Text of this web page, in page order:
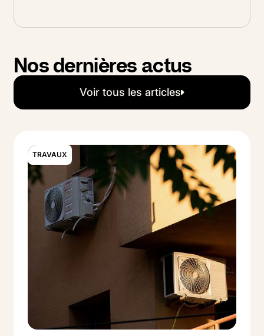
Nos dernières actus
Voir tous les articles
TRAVAUX